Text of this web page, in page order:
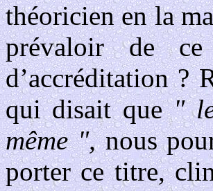
théoricien en la
prévaloir de
d’accréditation ?
qui disait que"
même ",nous
porter ce titre,